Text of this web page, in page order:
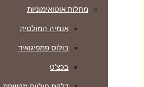
מחלות אוטואימוניות
אנמיה המולטית
בולוס פמפיגואיד
בכצ’ט